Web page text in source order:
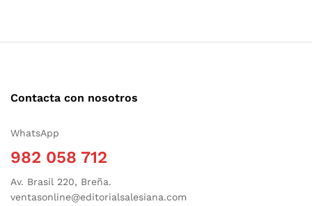
Contacta con nosotros
WhatsApp
982 058 712
Av. Brasil 220, Breña.
ventasonline@editorialsalesiana.com